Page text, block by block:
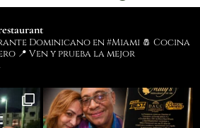
Dominicano en #Miami 🧂 Cocina
📍 Ven y prueba la mejor